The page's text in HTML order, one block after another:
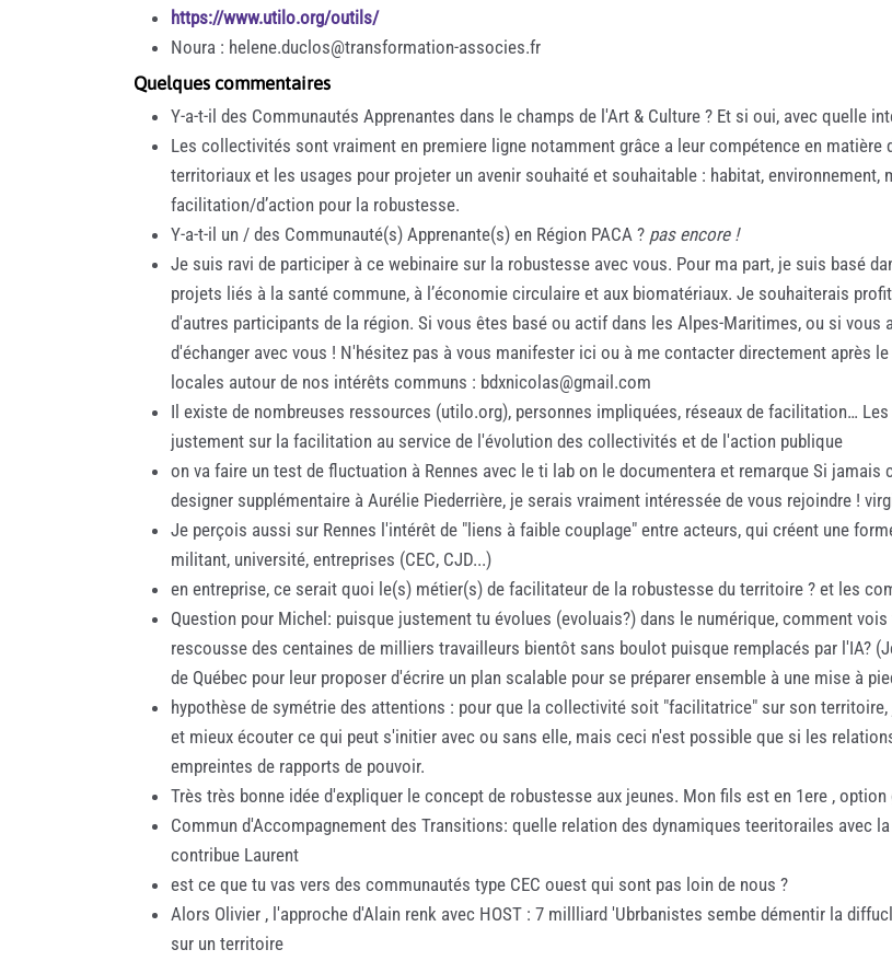
https://www.utilo.org/outils/
Noura : helene.duclos@transformation-associes.fr
Quelques commentaires
Y-a-t-il des Communautés Apprenantes dans le champs de l'Art & Culture ? Et si oui, avec quelle
Les collectivités sont vraiment en premiere ligne notamment grâce a leur compétence en matière
territoriaux et les usages pour projeter un avenir souhaité et souhaitable : habitat, environnement,
facilitation/d’action pour la robustesse.
Y-a-t-il un / des Communauté(s) Apprenante(s) en Région PACA ? pas encore !
Je suis ravi de participer à ce webinaire sur la robustesse avec vous. Pour ma part, je suis basé
projets liés à la santé commune, à l’économie circulaire et aux biomatériaux. Je souhaiterais
d'autres participants de la région. Si vous êtes basé ou actif dans les Alpes-Maritimes, ou si vous
d'échanger avec vous ! N'hésitez pas à vous manifester ici ou à me contacter directement après
locales autour de nos intérêts communs : bdxnicolas@gmail.com
Il existe de nombreuses ressources (utilo.org), personnes impliquées, réseaux de facilitation…
justement sur la facilitation au service de l'évolution des collectivités et de l'action publique
on va faire un test de fluctuation à Rennes avec le ti lab on le documentera et remarque Si
designer supplémentaire à Aurélie Piederrière, je serais vraiment intéressée de vous rejoindre !
Je perçois aussi sur Rennes l'intérêt de "liens à faible couplage" entre acteurs, qui créent une
militant, université, entreprises (CEC, CJD...)
en entreprise, ce serait quoi le(s) métier(s) de facilitateur de la robustesse du territoire ? et les
Question pour Michel: puisque justement tu évolues (evoluais?) dans le numérique, comment
rescousse des centaines de milliers travailleurs bientôt sans boulot puisque remplacés par l'IA?
de Québec pour leur proposer d'écrire un plan scalable pour se préparer ensemble à une mise à
hypothèse de symétrie des attentions : pour que la collectivité soit "facilitatrice" sur son
et mieux écouter ce qui peut s'initier avec ou sans elle, mais ceci n'est possible que si les
empreintes de rapports de pouvoir.
Très très bonne idée d'expliquer le concept de robustesse aux jeunes. Mon fils est en 1ere ,
Commun d'Accompagnement des Transitions: quelle relation des dynamiques teeritorailes avec la
contribue Laurent
est ce que tu vas vers des communautés type CEC ouest qui sont pas loin de nous ?
Alors Olivier , l'approche d'Alain renk avec HOST : 7 millliard 'Ubrbanistes sembe démentir la
sur un territoire